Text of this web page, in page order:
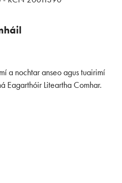
a nochtar anseo agus tuairimí
Eagarthóir Liteartha Comhar.